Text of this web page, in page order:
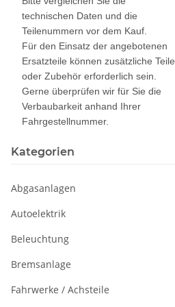
technischen Daten und die
Teilenummern vor dem Kauf.
Für den Einsatz der angebotenen
Ersatzteile können zusätzliche Teile
oder Zubehör erforderlich sein.
Gerne überprüfen wir für Sie die
Verbaubarkeit anhand Ihrer
Fahrgestellnummer.
Kategorien
Abgasanlagen
Autoelektrik
Beleuchtung
Bremsanlage
Fahrwerke / Achsteile